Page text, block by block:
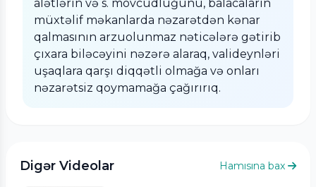
alətlərin və s. mövcudluğunu, balacaların
müxtəlif məkanlarda nəzarətdən kənar
qalmasının arzuolunmaz nəticələrə gətirib
çıxara biləcəyini nəzərə alaraq, valideynləri
uşaqlara qarşı diqqətli olmağa və onları
nəzarətsiz qoymamağa çağırırıq.
Digər Videolar Hamısına bax